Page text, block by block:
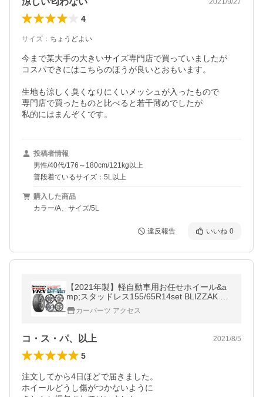
4
サイズ ： ちょうどよい
今まで某大手の大きいサイズ専門店で買っていましたが
コスパできにはこちらのほうが良いとおもいます。
生地も涼しく臭くなりにくいメッシュが入ったもので
専門店で買ったものと比べると若干薄めでしたが
私的にはまんぞくです。
投稿者情報
男性/40代/176～180cm/121kg以上
普段着ているサイズ：5L以上
購入した商品
カラー/A、サイズ/5L
違反報告 いいね 0
【2021年製】軽自動車用お任せホイール&a
mp;スタッドレス155/65R14set BLIZZAK VR
X 155/65R14 ブリヂストン ブリザック
カーパーツ アクセス
コ・ス・パ、以上 2021/8/5
5
注文してから4日ほどで届きました。
ホイールどうし傷がつかないように